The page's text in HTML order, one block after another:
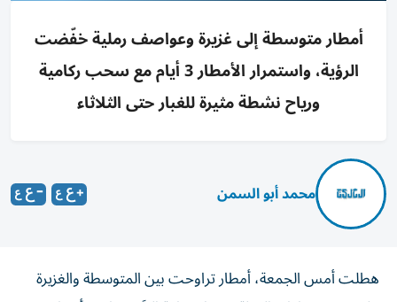
أمطار متوسطة إلى غزيرة وعواصف رملية خفّضت
الرؤية، واستمرار الأمطار 3 أيام مع سحب ركامية
ورياح نشطة مثيرة للغبار حتى الثلاثاء
محمد أبو السمن
هطلت أمس الجمعة، أمطار تراوحت بين المتوسطة والغزيرة